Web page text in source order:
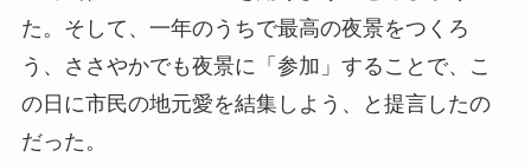
た。そして、一年のうちで最高の夜景をつくろ
う、ささやかでも夜景に「参加」することで、こ
の日に市民の地元愛を結集しよう、と提言したの
だった。